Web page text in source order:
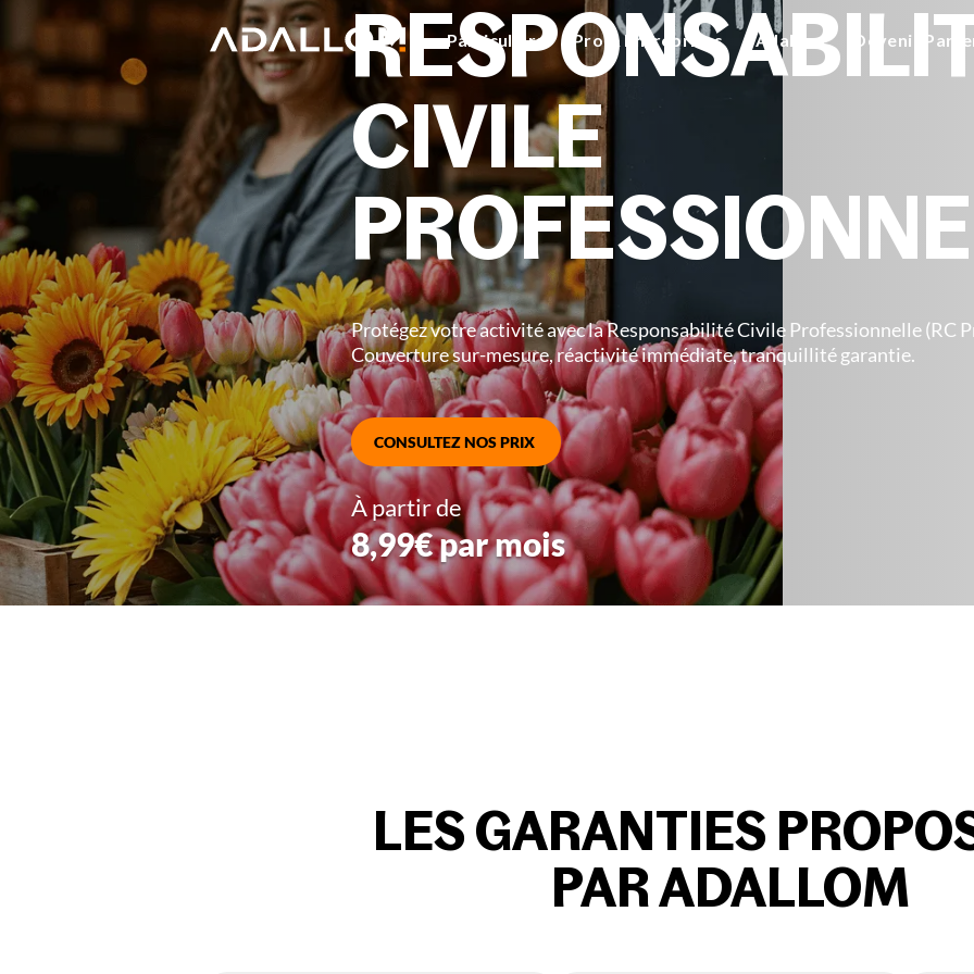
Particuliers Pro & Entreprises Adallom Devenir
CIVILE
Protégez votre activité avec la Responsabilité Civile Professionnelle (RC
Couverture sur-mesure, réactivité immédiate, tranquillité garantie.
CONSULTEZ NOS PRIX
À partir de
8,99€ par mois
LES GARANTIES
PAR ADALLOM